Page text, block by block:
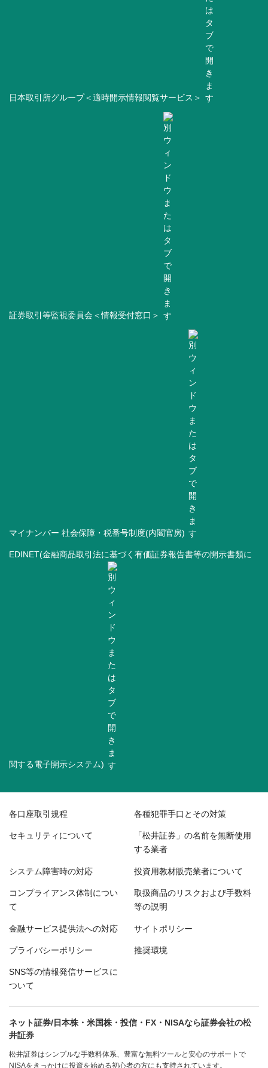
日本取引所グループ＜適時開示情報閲覧サービス＞
証券取引等監視委員会＜情報受付窓口＞
マイナンバー 社会保障・税番号制度(内閣官房)
EDINET(金融商品取引法に基づく有価証券報告書等の開示書類に
関する電子開示システム)
各口座取引規程 各種犯罪手口とその対策
セキュリティについて 「松井証券」の名前を無断使用
する業者
システム障害時の対応 投資用教材販売業者について
コンプライアンス体制につい
て
取扱商品のリスクおよび手数料
等の説明
金融サービス提供法への対応 サイトポリシー
プライバシーポリシー 推奨環境
SNS等の情報発信サービスに
ついて
ネット証券/日本株・米国株・投信・FX・NISAなら証券会社の松
井証券
松井証券はシンプルな手数料体系、豊富な無料ツールと安心のサポートで
NISAをきっかけに投資を始める初心者の方にも支持されています。